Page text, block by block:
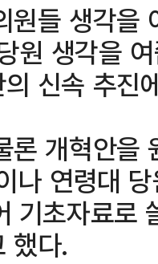
원들 생각을
원 생각을
신속 추진
론 개혁안을
나 연령대
기초자료로
했다.